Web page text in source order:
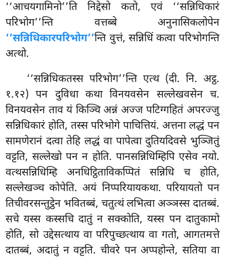
‘‘आचयगामिनो’’ति निद्देसो कतो, एवं ‘‘सन्निधिकारं
परिभोग’’न्ति वत्तब्बे अनुनासिकलोपेन
‘‘सन्निधिकारपरिभोग’’न्ति वुत्तं, सन्निधिं कत्वा परिभोगन्ति
अत्थो.
‘‘सन्निधिकतस्स परिभोग’’न्ति एत्थ (दी. नि. अट्ठ.
१.१२) पन दुविधा कथा विनयवसेन सल्लेखवसेन च.
विनयवसेन ताव यं किञ्चि अन्नं अज्ज पटिग्गहितं अपरज्जु
सन्निधिकारं होति, तस्स परिभोगे पाचित्तियं. अत्तना लद्धं पन
सामणेरानं दत्वा तेहि लद्धं वा पापेत्वा दुतियदिवसे भुञ्जितुं
वट्टति, सल्लेखो पन न होति. पानसन्निधिम्हिपि एसेव नयो.
वत्थसन्निधिम्हि अनधिट्ठिताविकप्पितं सन्निधि च होति,
सल्लेखञ्च कोपेति. अयं निप्परियायकथा. परियायतो पन
तिचीवरसन्तुट्ठेन भवितब्बं, चतुत्थं लभित्वा अञ्ञस्स दातब्बं.
सचे यस्स कस्सचि दातुं न सक्कोति, यस्स पन दातुकामो
होति, सो उद्देसत्थाय वा परिपुच्छत्थाय वा गतो, आगतमत्ते
दातब्बं, अदातुं न वट्टति. चीवरे पन अप्पहोन्ते, सतिया वा